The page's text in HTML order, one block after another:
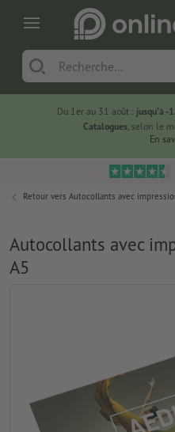
Du 1er au 31 août : jusqu’à
Catalogues, selon le
En
Retour vers Autocollants avec
Autocollants avec
A5